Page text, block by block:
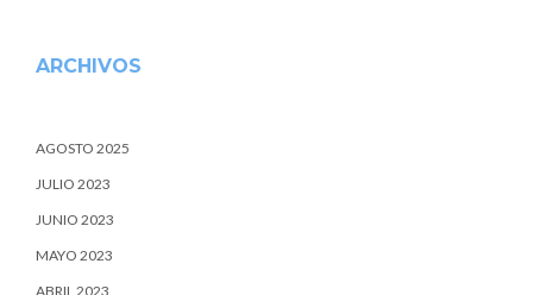
ARCHIVOS
AGOSTO 2025
JULIO 2023
JUNIO 2023
MAYO 2023
ABRIL 2023